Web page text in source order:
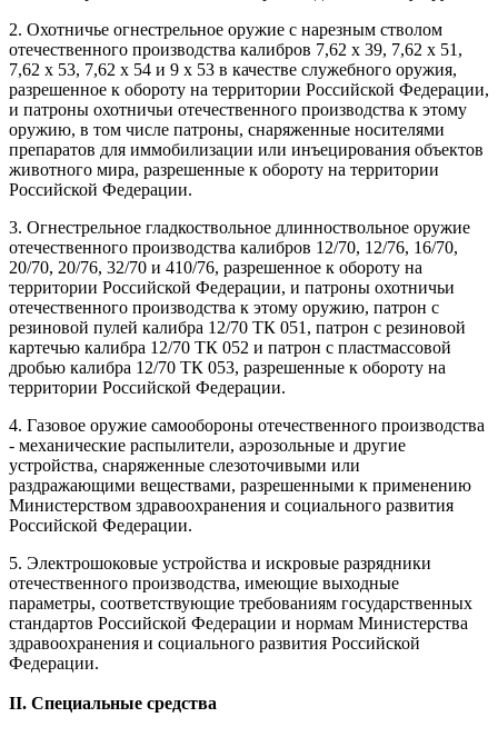
2. Охотничье огнестрельное оружие с нарезным стволом
отечественного производства калибров 7,62 x 39, 7,62 x 51,
7,62 x 53, 7,62 x 54 и 9 x 53 в качестве служебного оружия,
разрешенное к обороту на территории Российской Федерации,
и патроны охотничьи отечественного производства к этому
оружию, в том числе патроны, снаряженные носителями
препаратов для иммобилизации или инъецирования объектов
животного мира, разрешенные к обороту на территории
Российской Федерации.
3. Огнестрельное гладкоствольное длинноствольное оружие
отечественного производства калибров 12/70, 12/76, 16/70,
20/70, 20/76, 32/70 и 410/76, разрешенное к обороту на
территории Российской Федерации, и патроны охотничьи
отечественного производства к этому оружию, патрон с
резиновой пулей калибра 12/70 ТК 051, патрон с резиновой
картечью калибра 12/70 ТК 052 и патрон с пластмассовой
дробью калибра 12/70 ТК 053, разрешенные к обороту на
территории Российской Федерации.
4. Газовое оружие самообороны отечественного производства
- механические распылители, аэрозольные и другие
устройства, снаряженные слезоточивыми или
раздражающими веществами, разрешенными к применению
Министерством здравоохранения и социального развития
Российской Федерации.
5. Электрошоковые устройства и искровые разрядники
отечественного производства, имеющие выходные
параметры, соответствующие требованиям государственных
стандартов Российской Федерации и нормам Министерства
здравоохранения и социального развития Российской
Федерации.
II. Специальные средства